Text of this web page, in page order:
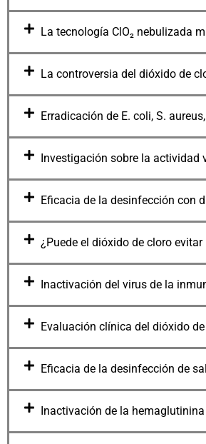
La tecnología ClO₂ nebulizada
La controversia del dióxido de
Erradicación de E. coli, S.
Investigación sobre la actividad
Eficacia de la desinfección con
¿Puede el dióxido de cloro
Inactivación del virus de la
Evaluación clínica del dióxido
Eficacia de la desinfección de
Inactivación de la